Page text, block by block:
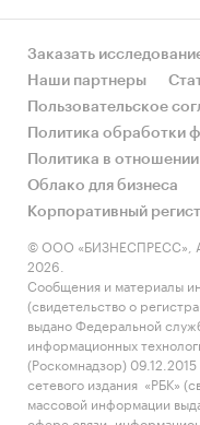
динамикой других
• Какое место
своем
и по продажам на
• К какому
размеру и
опережающей
динамикой) в
текущей
региона с
• Насколько
потенциал роста,
регионами со
Заказать
Наши партнеры
Пользовательское
Политика обработки
Политика в
Облако для бизнеса
Корпоративный
© ООО «БИЗНЕСПРЕСС»,
2026.
Сообщения и материалы
(свидетельство о
выдано Федеральной
информационных
(Роскомнадзор)
сетевого издания «РБК»
массовой информации